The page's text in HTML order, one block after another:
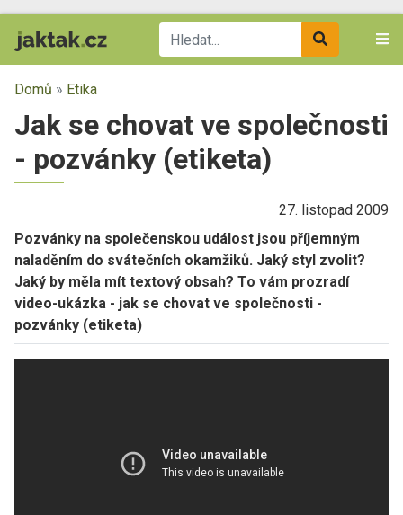
Domů » Etika
Jak se chovat ve společnosti
- pozvánky (etiketa)
27. listopad 2009
Pozvánky na společenskou událost jsou příjemným
naladěním do svátečních okamžiků. Jaký styl zvolit?
Jaký by měla mít textový obsah? To vám prozradí
video-ukázka - jak se chovat ve společnosti -
pozvánky (etiketa)